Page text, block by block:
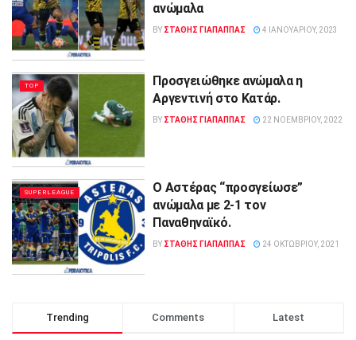
ανώμαλα
BY ΣΤΑΘΗΣ ΓΊΑΠΑΠΠΑΣ 4 ΙΑΝΟΥΑΡΊΟΥ, 2023
TOP
Προσγειώθηκε ανώμαλα η
Αργεντινή στο Κατάρ.
BY ΣΤΑΘΗΣ ΓΊΑΠΑΠΠΑΣ 22 ΝΟΕΜΒΡΊΟΥ, 2022
SUPERLEAGUE
Ο Αστέρας “προσγείωσε”
ανώμαλα με 2-1 τον
Παναθηναϊκό.
BY ΣΤΑΘΗΣ ΓΊΑΠΑΠΠΑΣ 24 ΟΚΤΩΒΡΊΟΥ, 2021
Trending Comments Latest